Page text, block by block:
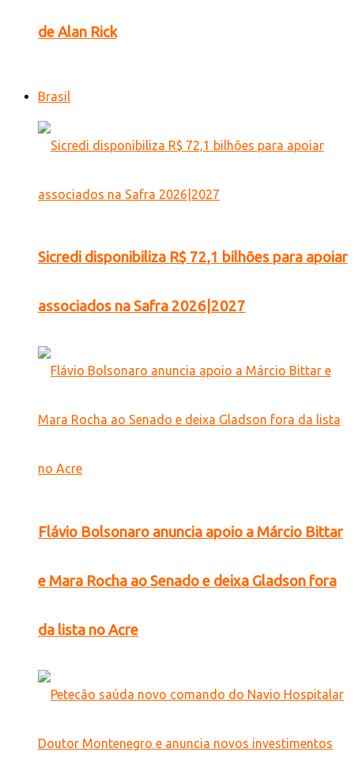
de Alan Rick
Brasil
Sicredi disponibiliza R$ 72,1 bilhões para apoiar
associados na Safra 2026|2027
Flávio Bolsonaro anuncia apoio a Márcio Bittar
e Mara Rocha ao Senado e deixa Gladson fora
da lista no Acre